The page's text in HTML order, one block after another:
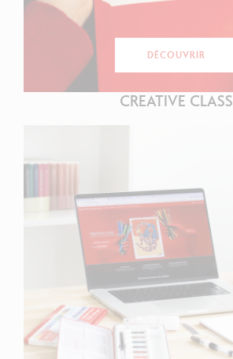
DÉCOUVRIR
CREATIVE CLASS